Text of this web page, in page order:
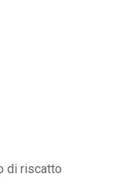
di riscatto